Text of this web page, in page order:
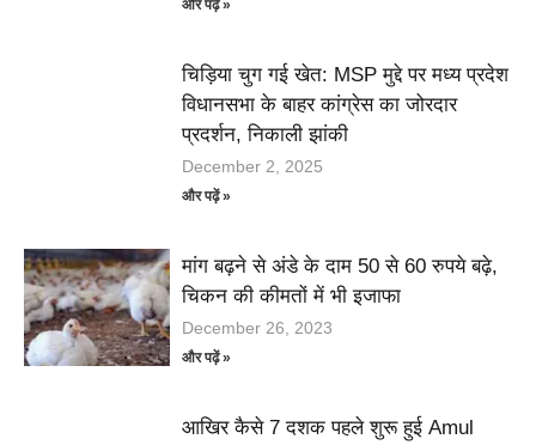
और पढ़ें »
चिड़िया चुग गई खेत: MSP मुद्दे पर मध्य प्रदेश
विधानसभा के बाहर कांग्रेस का जोरदार
प्रदर्शन, निकाली झांकी
December 2, 2025
और पढ़ें »
मांग बढ़ने से अंडे के दाम 50 से 60 रुपये बढ़े,
चिकन की कीमतों में भी इजाफा
December 26, 2023
और पढ़ें »
आखिर कैसे 7 दशक पहले शुरू हुई Amul